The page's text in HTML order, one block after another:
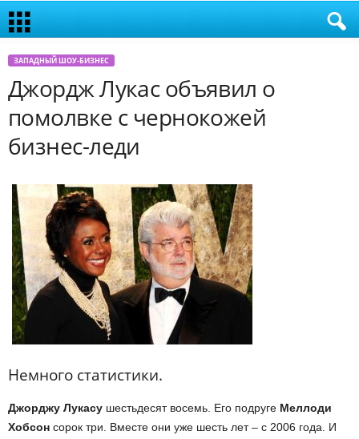
ЗАПАДНЫЙ ШОУ-БИЗНЕС
Джордж Лукас объявил о
помолвке с чернокожей
бизнес-леди
Немного статистики.
Джорджу Лукасу шестьдесят восемь. Его подруге Меллоди
Хобсон сорок три. Вместе они уже шесть лет – с 2006 года. И